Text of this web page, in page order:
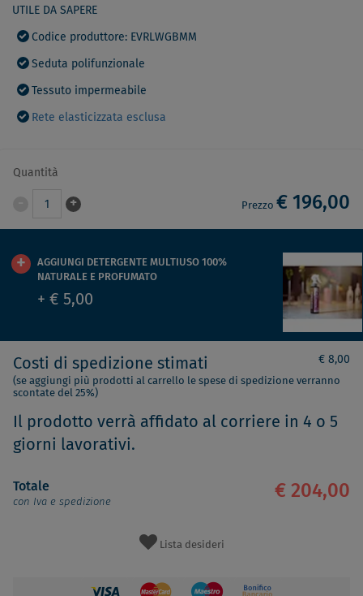
UTILE DA SAPERE
Codice produttore: EVRLWGBMM
Seduta polifunzionale
Tessuto impermeabile
Rete elasticizzata esclusa
Quantità
1 + Prezzo € 196,00
AGGIUNGI DETERGENTE MULTIUSO 100%
NATURALE E PROFUMATO
+ € 5,00
Costi di spedizione stimati € 8,00
(se aggiungi più prodotti al carrello le spese di spedizione verranno
scontate del 25%)
Il prodotto verrà affidato al corriere in 4 o 5
giorni lavorativi.
Totale
con Iva e spedizione
€ 204,00
Lista desideri